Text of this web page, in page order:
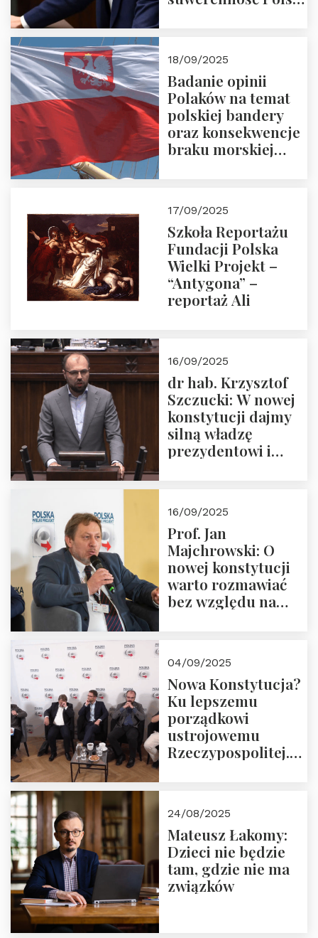
18/09/2025
Badanie opinii
Polaków na temat
polskiej bandery
oraz konsekwencje
braku morskiej
17/09/2025
Szkoła Reportażu
Fundacji Polska
Wielki Projekt –
“Antygona” –
reportaż Ali
16/09/2025
dr hab. Krzysztof
Szczucki: W nowej
konstytucji dajmy
silną władzę
prezydentowi i
16/09/2025
Prof. Jan
Majchrowski: O
nowej konstytucji
warto rozmawiać
bez względu na
04/09/2025
Nowa Konstytucja?
Ku lepszemu
porządkowi
ustrojowemu
Rzeczypospolitej.
24/08/2025
Mateusz Łakomy:
Dzieci nie będzie
tam, gdzie nie ma
związków